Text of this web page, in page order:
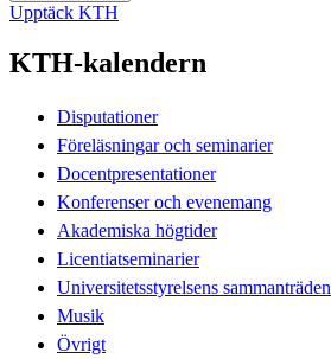
Upptäck KTH
KTH-kalendern
Disputationer
Föreläsningar och seminarier
Docentpresentationer
Konferenser och evenemang
Akademiska högtider
Licentiatseminarier
Universitetsstyrelsens sammanträden
Musik
Övrigt